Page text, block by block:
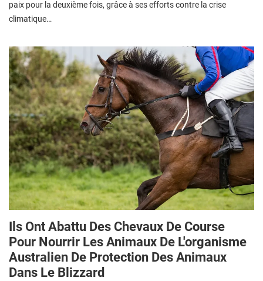
paix pour la deuxième fois, grâce à ses efforts contre la crise
climatique…
Ils Ont Abattu Des Chevaux De Course
Pour Nourrir Les Animaux De L'organisme
Australien De Protection Des Animaux
Dans Le Blizzard